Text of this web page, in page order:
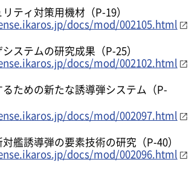
ティ対策用機材（P-19）
docs/mod/002105.html
ステムの研究成果（P-25）
docs/mod/002102.html
るための新たな誘導弾システム（P-
docs/mod/002097.html
艦誘導弾の要素技術の研究（P-40）
docs/mod/002096.html